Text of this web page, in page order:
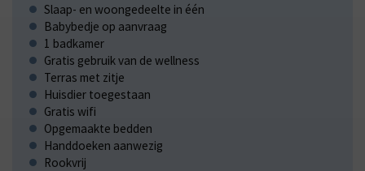
Slaap- en woongedeelte in één
Babybedje op aanvraag
1 badkamer
Gratis gebruik van de wellness
Terras met zitje
Huisdier toegestaan
Gratis wifi
Opgemaakte bedden
Handdoeken aanwezig
Rookvrij